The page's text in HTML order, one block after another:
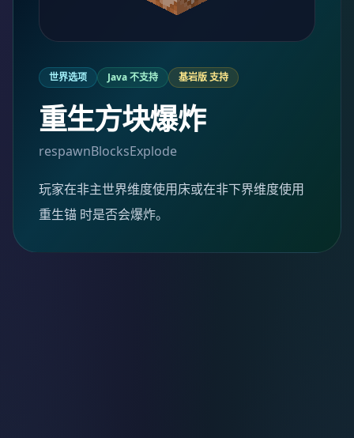
世界选项 Java 不支持 基岩版 支持
重生方块爆炸
respawnBlocksExplode
玩家在非主世界维度使用床或在非下界维度使用
重生锚 时是否会爆炸。